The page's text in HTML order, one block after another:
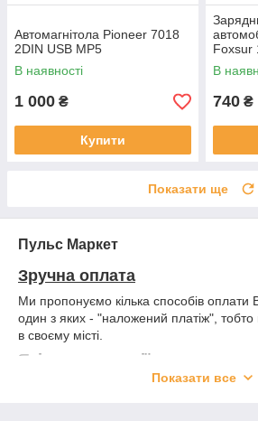
Автомагнітола Pioneer 7018
2DIN USB MP5
В наявності
1 000 ₴
Купити
Foxsur
В
740 ₴
Показати ще
Пульс Маркет
Зручна оплата
Ми пропонуємо кілька способів оплати
один з яких - "наложений платіж",
в своєму місті.
Якість продукції
Всі представлені товари виключно від
Показати все